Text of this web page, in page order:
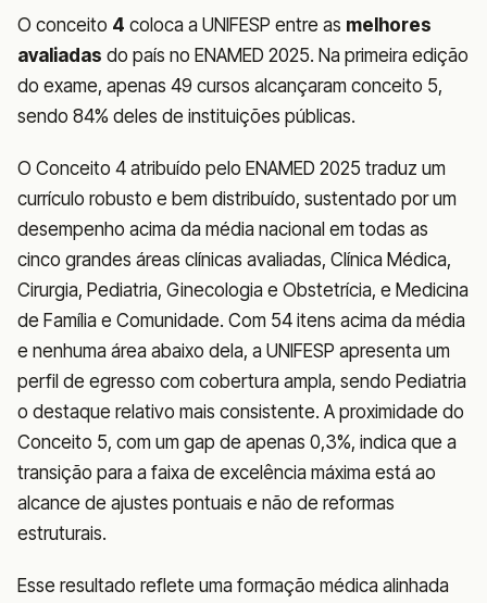
O conceito 4 coloca a UNIFESP entre as melhores
avaliadas do país no ENAMED 2025. Na primeira edição
do exame, apenas 49 cursos alcançaram conceito 5,
sendo 84% deles de instituições públicas.
O Conceito 4 atribuído pelo ENAMED 2025 traduz um
currículo robusto e bem distribuído, sustentado por um
desempenho acima da média nacional em todas as
cinco grandes áreas clínicas avaliadas, Clínica Médica,
Cirurgia, Pediatria, Ginecologia e Obstetrícia, e Medicina
de Família e Comunidade. Com 54 itens acima da média
e nenhuma área abaixo dela, a UNIFESP apresenta um
perfil de egresso com cobertura ampla, sendo Pediatria
o destaque relativo mais consistente. A proximidade do
Conceito 5, com um gap de apenas 0,3%, indica que a
transição para a faixa de excelência máxima está ao
alcance de ajustes pontuais e não de reformas
estruturais.
Esse resultado reflete uma formação médica alinhada